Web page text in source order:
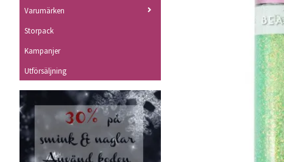
Varumärken
Storpack
Kampanjer
Utförsäljning